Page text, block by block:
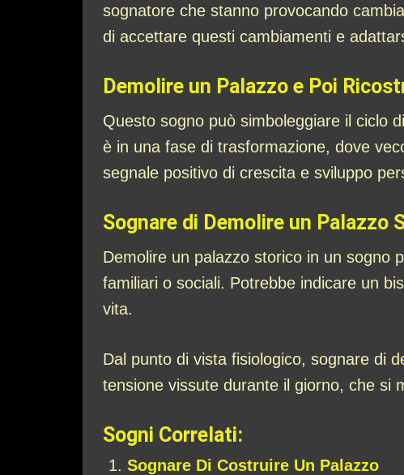
sognatore che stanno provocando
di accettare questi cambiamenti e
Demolire un Palazzo e Poi
Questo sogno può simboleggiare il ciclo
è in una fase di trasformazione, dove
segnale positivo di crescita e sviluppo
Sognare di Demolire un Palazzo
Demolire un palazzo storico in un sogno
familiari o sociali. Potrebbe indicare un
vita.
Dal punto di vista fisiologico, sognare di
tensione vissute durante il giorno, che si
Sogni Correlati:
Sognare Di Costruire Un Palazzo